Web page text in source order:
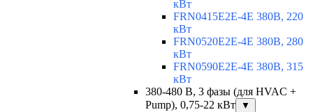
кВт
FRN0415E2E-4E 380В, 220
кВт
FRN0520E2E-4E 380В, 280
кВт
FRN0590E2E-4E 380В, 315
кВт
380-480 В, 3 фазы (для HVAC +
Pump), 0,75-22 кВт
▼